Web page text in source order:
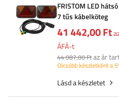
FRISTOM LED
7 tűs kábelköteg
41 442,00 Ft
ÁFÁ-t
44 087,00 Ftaz ár
Olcsóbb készletként a
Lásd a készletet